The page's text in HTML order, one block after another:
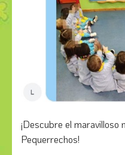
¡Descubre el maravilloso
Pequerrechos!